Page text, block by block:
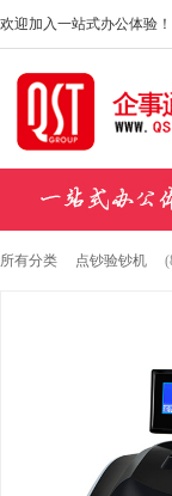
欢迎加入一站式办公体验！
所有分类 点钞验钞机